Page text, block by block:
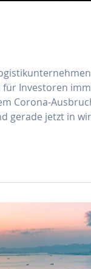
für Investoren
Corona-
gerade jetzt in